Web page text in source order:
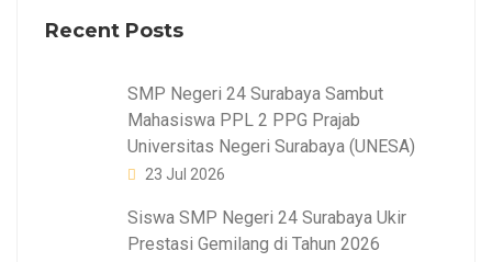
Recent Posts
SMP Negeri 24 Surabaya Sambut
Mahasiswa PPL 2 PPG Prajab
Universitas Negeri Surabaya (UNESA)
23 Jul 2026
Siswa SMP Negeri 24 Surabaya Ukir
Prestasi Gemilang di Tahun 2026